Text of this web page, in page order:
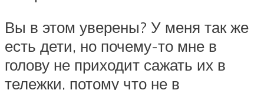
Вы в этом уверены? У меня так же
есть дети, но почему-то мне в
голову не приходит сажать их в
тележки, потому что не в